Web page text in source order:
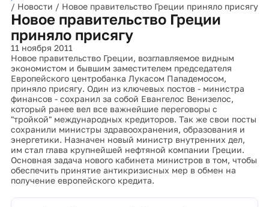
/ Новости / Новое правительство Греции приняло присягу
Новое правительство Греции
приняло присягу
11 ноября 2011
Новое правительство Греции, возглавляемое видным
экономистом и бывшим заместителем председателя
Европейского центробанка Лукасом Пападемосом,
приняло присягу. Один из ключевых постов - министра
финансов - сохранил за собой Евангелос Венизелос,
который ранее вел все важнейшие переговоры с
"тройкой" международных кредиторов. Так же свои посты
сохранили министры здравоохранения, образования и
энергетики. Назначен новый министр внутренних дел,
им стал глава крупнейшей нефтяной компании Греции.
Основная задача нового кабинета министров в том, чтобы
обеспечить принятие антикризисных мер в обмен на
получение европейского кредита.